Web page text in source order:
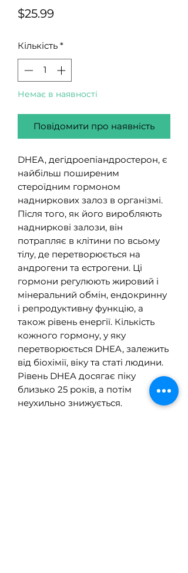
$25.99Ціна
Кількість *
Немає в наявності
Повідомити про наявність
DHEA, дегідроепіандростерон, є
найбільш поширеним
стероїдним гормоном
надниркових залоз в організмі.
Після того, як його виробляють
надниркові залози, він
потрапляє в клітини по всьому
тілу, де перетворюється на
андрогени та естрогени. Ці
гормони регулюють жировий і
мінеральний обмін, ендокринну
і репродуктивну функцію, а
також рівень енергії. Кількість
кожного гормону, у яку
перетворюється DHEA, залежить
від біохімії, віку та статі людини.
Рівень DHEA досягає піку
близько 25 років, а потім
неухильно знижується.